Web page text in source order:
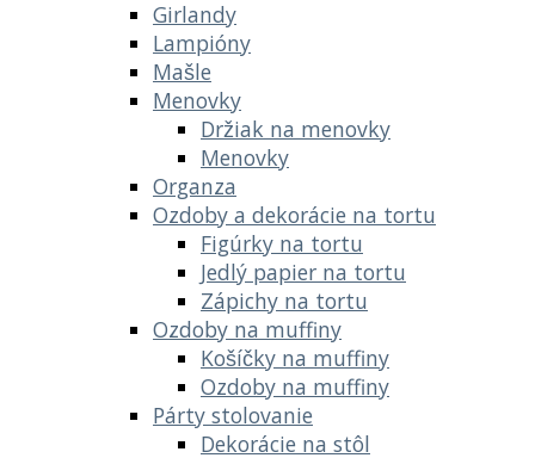
Girlandy
Lampióny
Mašle
Menovky
Držiak na menovky
Menovky
Organza
Ozdoby a dekorácie na tortu
Figúrky na tortu
Jedlý papier na tortu
Zápichy na tortu
Ozdoby na muffiny
Košíčky na muffiny
Ozdoby na muffiny
Párty stolovanie
Dekorácie na stôl